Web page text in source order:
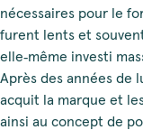
nécessaires pour le
furent lents et
elle‑même investi
Après des années de
acquit la marque et
ainsi au concept de